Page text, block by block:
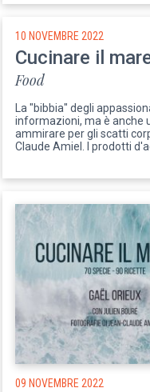
10 NOVEMBRE 2022
Cucinare il
Food
La "bibbia" degli
informazioni, ma è anche
ammirare per gli scatti
Claude Amiel. I prodotti
09 NOVEMBRE 2022